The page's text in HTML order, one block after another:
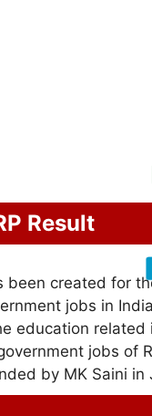
Result
been created for
jobs in
education related
jobs of
by MK Saini in